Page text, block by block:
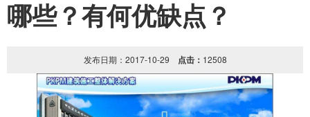
哪些？有何优缺点？
发布日期：2017-10-29 点击： 12508